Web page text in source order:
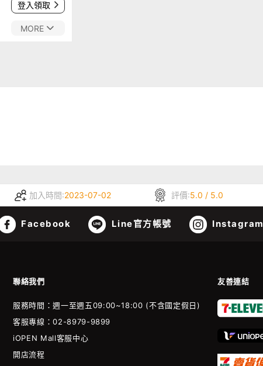
登入領取
MORE
加入時間:2023-07-02 評價:5.0 / 5.0
Facebook Line官方帳號 Instagram
聯絡我們 友善連結
服務時間：週一至週五09:00~18:00 (不含國定假日)
客服專線：02-8979-9899
iOPEN Mall客服中心
開店流程